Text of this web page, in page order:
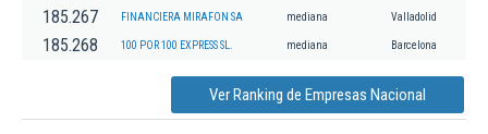
185.267 FINANCIERA MIRAFON SA mediana Valladolid
185.268 100 POR 100 EXPRESS SL. mediana Barcelona
Ver Ranking de Empresas Nacional